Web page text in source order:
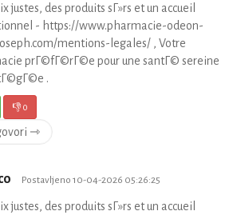
justes, des produits sГ»rs et un accueil
- https://www.pharmacie-odeon-
mentions-legales/ , Votre
prГ©fГ©rГ©e pour une santГ© sereine
.
👎0
⇾
Postavljeno 10-04-2026 05:26:25
justes, des produits sГ»rs et un accueil